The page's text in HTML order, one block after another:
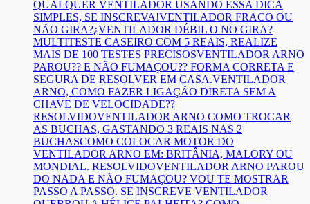
QUALQUER VENTILADOR USANDO ESSA DICA
SIMPLES, SE INSCREVA!VENTILADOR FRACO OU
NÃO GIRA?¿VENTILADOR DÉBIL O NO GIRA?
MULTITESTE CASEIRO COM 5 REAIS, REALIZE
MAIS DE 100 TESTES PRECISOSVENTILADOR ARNO
PAROU?? E NÃO FUMAÇOU?? FORMA CORRETA E
SEGURA DE RESOLVER EM CASA.VENTILADOR
ARNO, COMO FAZER LIGAÇÃO DIRETA SEM A
CHAVE DE VELOCIDADE??
RESOLVIDOVENTILADOR ARNO COMO TROCAR
AS BUCHAS, GASTANDO 3 REAIS NAS 2
BUCHASCOMO COLOCAR MOTOR DO
VENTILADOR ARNO EM: BRITÂNIA, MALORY OU
MONDIAL. RESOLVIDOVENTILADOR ARNO PAROU
DO NADA E NÃO FUMAÇOU? VOU TE MOSTRAR
PASSO A PASSO. SE INSCREVE VENTILADOR